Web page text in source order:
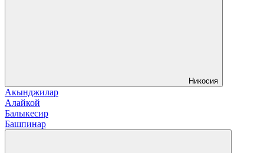
Никосия
Акынджилар
Алайкой
Балыкесир
Башпинар